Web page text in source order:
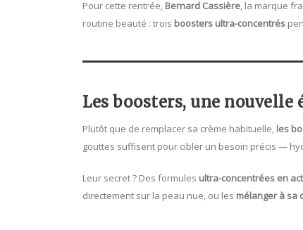
Pour cette rentrée, Bernard Cassière, la marque
routine beauté : trois boosters ultra-concentrés
Les boosters, une
Plutôt que de remplacer sa crème habituelle, les
gouttes suffisent pour cibler un besoin précis —
Leur secret ? Des formules ultra-concentrées en
directement sur la peau nue, ou les mélanger à sa